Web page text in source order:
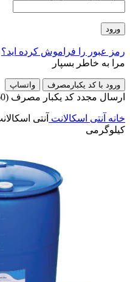
ورود
رمز عبور را فراموش کرده اید؟
مرا به خاطر بسپار
ورود با کد یکبارمصرف واتساپ
ارسال مجدد کد یکبار مصرف (00:
خانه آنتی اسکالانت
کیلوگرمی